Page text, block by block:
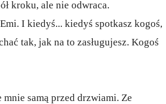
kroku, ale nie odwraca.
I kiedyś... kiedyś spotkasz kogoś,
tak, jak na to zasługujesz. Kogoś
samą przed drzwiami. Ze